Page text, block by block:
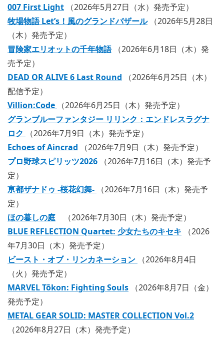
007 First Light （2026年5月27日（水）発売予定）
牧場物語 Let’s！風のグランドバザール（2026年5月28日
（木）発売予定）
冒険家エリオットの千年物語（2026年6月18日（木）発
売予定）
DEAD OR ALIVE 6 Last Round （2026年6月25日（木）
配信予定）
Villion:Code
（2026年6月25日（木）発売予定）
グランブルーファンタジー リリンク：エンドレスラグナ
ロク
（2026年7月9日（木）発売予定）
Echoes of Aincrad （2026年7月9日（木）発売予定）
プロ野球スピリッツ2026
（2026年7月16日（木）発売予
定）
亰都ザナドゥ -桜花幻舞-
（2026年7月16日（木）発売予
定）
ほの暮しの庭 （2026年7月30日（木）発売予定）
BLUE REFLECTION Quartet: 少女たちのキセキ （2026
年7月30日（木）発売予定）
ビースト・オブ・リンカネーション
（2026年8月4日
（火）発売予定）
MARVEL Tōkon: Fighting Souls （2026年8月7日（金）
発売予定）
METAL GEAR SOLID: MASTER COLLECTION Vol.2
（2026年8月27日（木）発売予定）